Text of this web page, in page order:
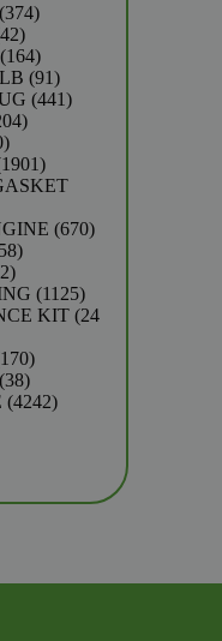
374374
4242
producten
164164
producten
9191
producten
441441
204
16550
producten
19011901
producten
670670
2658
2372
producten
11251125
producten
KIT 24
170170
producten
3838
producten
42424242